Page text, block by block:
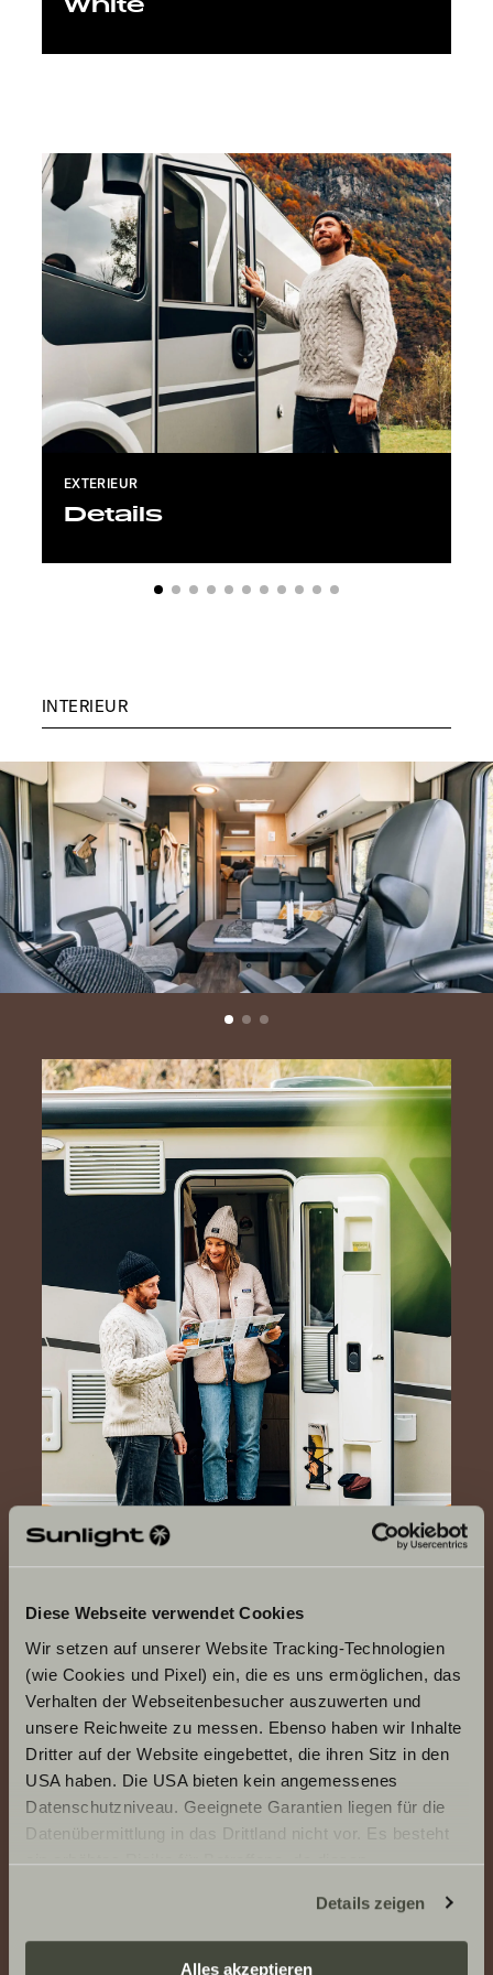
Diese Webseite verwendet Cookies
Wir setzen auf unserer Website Tracking-Technologien
(wie Cookies und Pixel) ein, die es uns ermöglichen, das
Verhalten der Webseitenbesucher auszuwerten und
unsere Reichweite zu messen. Ebenso haben wir Inhalte
Dritter auf der Website eingebettet, die ihren Sitz in den
USA haben. Die USA bieten kein angemessenes
Datenschutzniveau. Geeignete Garantien liegen für die
Datenübermittlung in das Drittland nicht vor. Es besteht
ein erhöhtes Risiko für Betroffene, da diesen
zustehen. Eingesetzte Dienstleister können Daten für
eigene Zwecke verarbeiten und mit anderen Daten
zusammenführen. Weitere Informationen finden Sie hier:
Details zeigen
Alles akzeptieren
EXTERIEUR
Details
INTERIEUR
MAX SPACE
The perfect setup: elegant